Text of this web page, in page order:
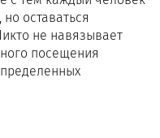
оставаться
не навязывает
посещения